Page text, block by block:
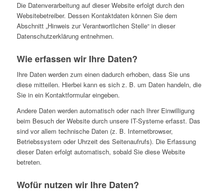
Die Datenverarbeitung auf dieser Website erfolgt durch den
Websitebetreiber. Dessen Kontaktdaten können Sie dem
Abschnitt „Hinweis zur Verantwortlichen Stelle“ in dieser
Datenschutzerklärung entnehmen.
Wie erfassen wir Ihre Daten?
Ihre Daten werden zum einen dadurch erhoben, dass Sie uns
diese mitteilen. Hierbei kann es sich z. B. um Daten handeln, die
Sie in ein Kontaktformular eingeben.
Andere Daten werden automatisch oder nach Ihrer Einwilligung
beim Besuch der Website durch unsere IT-Systeme erfasst. Das
sind vor allem technische Daten (z. B. Internetbrowser,
Betriebssystem oder Uhrzeit des Seitenaufrufs). Die Erfassung
dieser Daten erfolgt automatisch, sobald Sie diese Website
betreten.
Wofür nutzen wir Ihre Daten?